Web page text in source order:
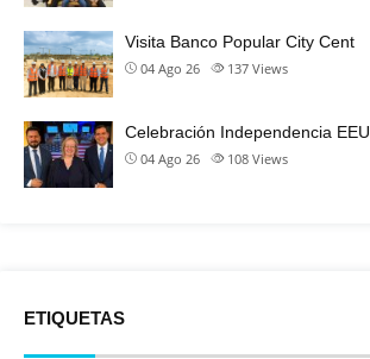
Visita Banco Popular City Cent
04 Ago 26 137 Views
Celebración Independencia EEU
04 Ago 26 108 Views
ETIQUETAS